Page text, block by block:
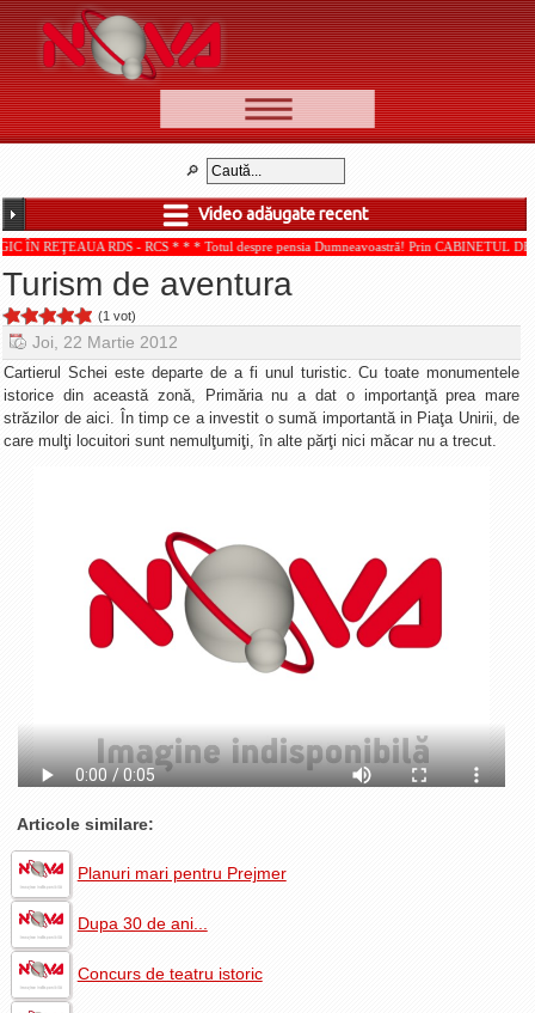
📰 Ştiri
🆕 Cele mai noi
Ştirile Nova TV
Poveşti din Braşov
Punct şi de la capăt
Faţă în faţă
Punctul pe I
BV-01-ADE
Subiecte grele
Dialoguri cu Ghişe
Zona Neutră
Contact
Video adăugate recent
REŢEAUA RDS - RCS * * * Totul despre pensia Dumneavoastră! Prin CABINETUL
Turism de aventura
(1 vot)
Joi, 22 Martie 2012
Cartierul Schei este departe de a fi unul turistic. Cu toate monumentele
istorice din această zonă, Primăria nu a dat o importanţă prea mare
străzilor de aici. În timp ce a investit o sumă importantă in Piaţa Unirii, de
care mulţi locuitori sunt nemulţumiţi, în alte părţi nici măcar nu a trecut.
Articole similare:
Planuri mari pentru Prejmer
Dupa 30 de ani...
Concurs de teatru istoric